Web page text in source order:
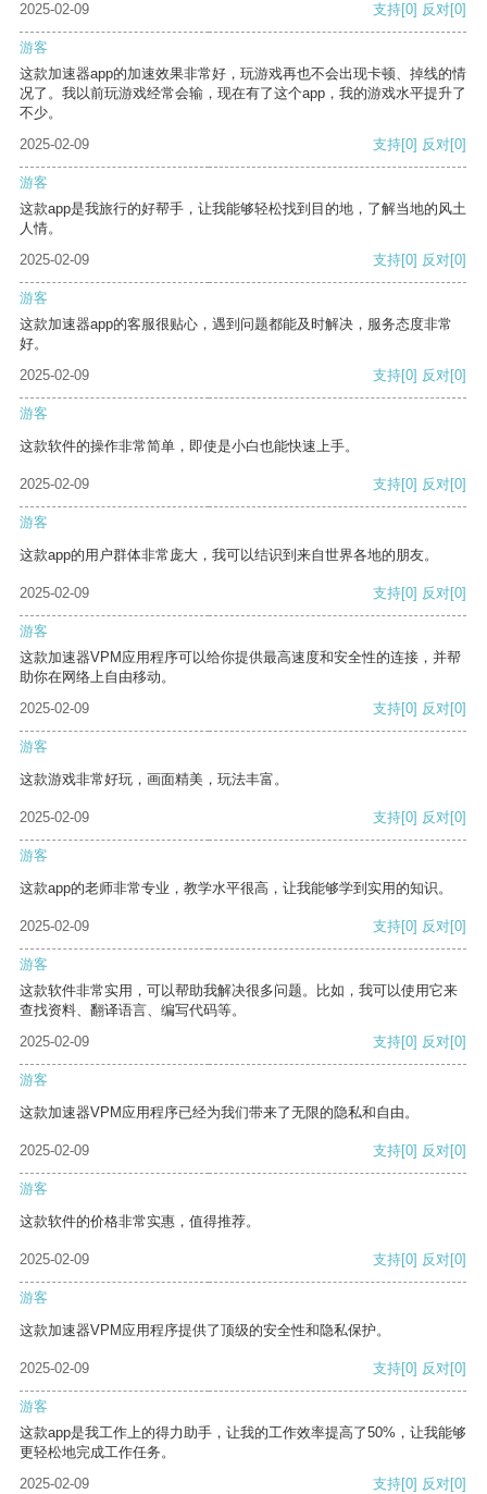
2025-02-09 支持[0] 反对[0]
游客
这款加速器app的加速效果非常好，玩游戏再也不会出现卡顿、掉线的情
况了。我以前玩游戏经常会输，现在有了这个app，我的游戏水平提升了
不少。
2025-02-09
支持[0] 反对[0]
游客
这款app是我旅行的好帮手，让我能够轻松找到目的地，了解当地的风土
人情。
2025-02-09
支持[0] 反对[0]
游客
这款加速器app的客服很贴心，遇到问题都能及时解决，服务态度非常
好。
2025-02-09
支持[0] 反对[0]
游客
这款软件的操作非常简单，即使是小白也能快速上手。
2025-02-09 支持[0] 反对[0]
游客
这款app的用户群体非常庞大，我可以结识到来自世界各地的朋友。
2025-02-09 支持[0] 反对[0]
游客
这款加速器VPM应用程序可以给你提供最高速度和安全性的连接，并帮
助你在网络上自由移动。
2025-02-09
支持[0] 反对[0]
游客
这款游戏非常好玩，画面精美，玩法丰富。
2025-02-09 支持[0] 反对[0]
游客
这款app的老师非常专业，教学水平很高，让我能够学到实用的知识。
2025-02-09 支持[0] 反对[0]
游客
这款软件非常实用，可以帮助我解决很多问题。比如，我可以使用它来
查找资料、翻译语言、编写代码等。
2025-02-09
支持[0] 反对[0]
游客
这款加速器VPM应用程序已经为我们带来了无限的隐私和自由。
2025-02-09 支持[0] 反对[0]
游客
这款软件的价格非常实惠，值得推荐。
2025-02-09 支持[0] 反对[0]
游客
这款加速器VPM应用程序提供了顶级的安全性和隐私保护。
2025-02-09 支持[0] 反对[0]
游客
这款app是我工作上的得力助手，让我的工作效率提高了50%，让我能够
更轻松地完成工作任务。
2025-02-09
支持[0] 反对[0]